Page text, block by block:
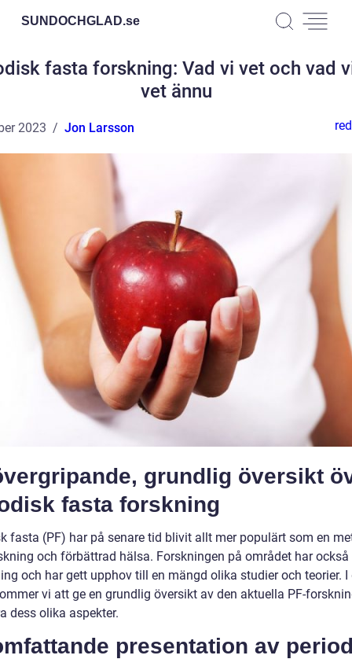
SUNDOCHGLAD.se
fasta forskning: Vad vi vet och vad
vet ännu
2023 Jon Larsson
grundlig översikt
fasta forskning
fasta (PF) har på senare tid blivit allt mer populärt som en
och förbättrad hälsa. Forskningen på området har också
och har gett upphov till en mängd olika studier och teorier. I
vi att ge en grundlig översikt av den aktuella PF-
dess olika aspekter.
presentation av